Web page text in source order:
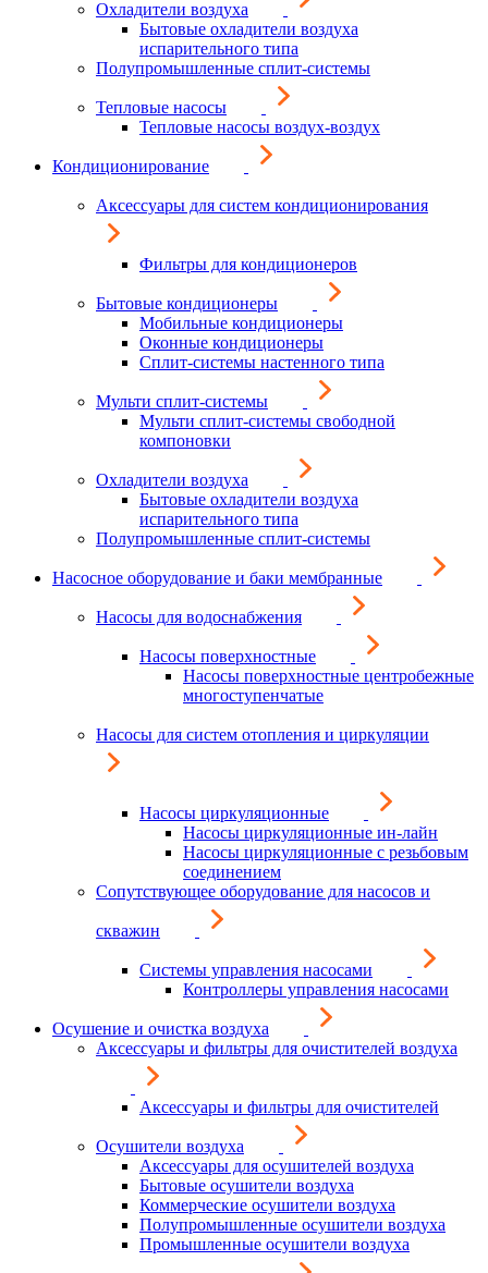
Охладители воздуха
Бытовые охладители воздуха
испарительного типа
Полупромышленные сплит-системы
Тепловые насосы
Тепловые насосы воздух-воздух
Кондиционирование
Аксессуары для систем кондиционирования
Фильтры для кондиционеров
Бытовые кондиционеры
Мобильные кондиционеры
Оконные кондиционеры
Сплит-системы настенного типа
Мульти сплит-системы
Мульти сплит-системы свободной
компоновки
Охладители воздуха
Бытовые охладители воздуха
испарительного типа
Полупромышленные сплит-системы
Насосное оборудование и баки мембранные
Насосы для водоснабжения
Насосы поверхностные
Насосы поверхностные центробежные
многоступенчатые
Насосы для систем отопления и циркуляции
Насосы циркуляционные
Насосы циркуляционные ин-лайн
Насосы циркуляционные с резьбовым
соединением
Сопутствующее оборудование для насосов и
скважин
Системы управления насосами
Контроллеры управления насосами
Осушение и очистка воздуха
Аксессуары и фильтры для очистителей воздуха
Аксессуары и фильтры для очистителей
Осушители воздуха
Аксессуары для осушителей воздуха
Бытовые осушители воздуха
Коммерческие осушители воздуха
Полупромышленные осушители воздуха
Промышленные осушители воздуха